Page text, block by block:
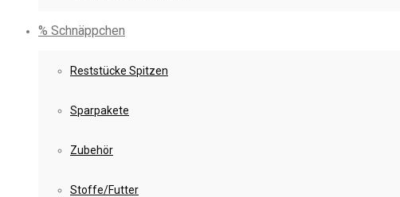
% Schnäppchen
Reststücke Spitzen
Sparpakete
Zubehör
Stoffe/Futter